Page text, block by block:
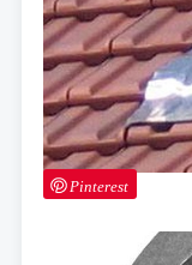
Pinterest